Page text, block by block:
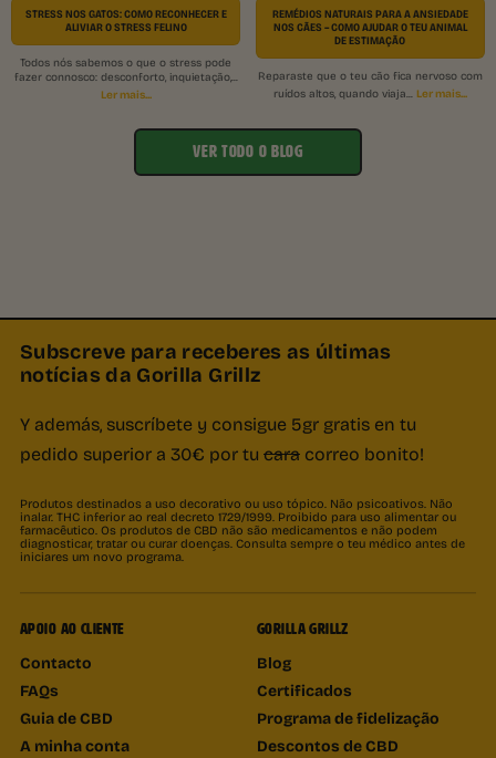
STRESS NOS GATOS: COMO RECONHECER E
ALIVIAR O STRESS FELINO
Todos nós sabemos o que o stress pode
fazer connosco: desconforto, inquietação,...
Ler mais...
REMÉDIOS NATURAIS PARA A ANSIEDADE
NOS CÃES – COMO AJUDAR O TEU ANIMAL
DE ESTIMAÇÃO
Reparaste que o teu cão fica nervoso com
ruídos altos, quando viaja... Ler mais...
VER TODO O BLOG
Subscreve para receberes as últimas
notícias da Gorilla Grillz
Y además, suscríbete y consigue 5gr gratis en tu
pedido superior a 30€ por tu cara correo bonito!
Produtos destinados a uso decorativo ou uso tópico. Não psicoativos. Não
inalar. THC inferior ao real decreto 1729/1999. Proibido para uso alimentar ou
farmacêutico. Os produtos de CBD não são medicamentos e não podem
diagnosticar, tratar ou curar doenças. Consulta sempre o teu médico antes de
iniciares um novo programa.
APOIO AO CLIENTE
Contacto
FAQs
Guia de CBD
A minha conta
GORILLA GRILLZ
Blog
Certificados
Programa de fidelização
Descontos de CBD